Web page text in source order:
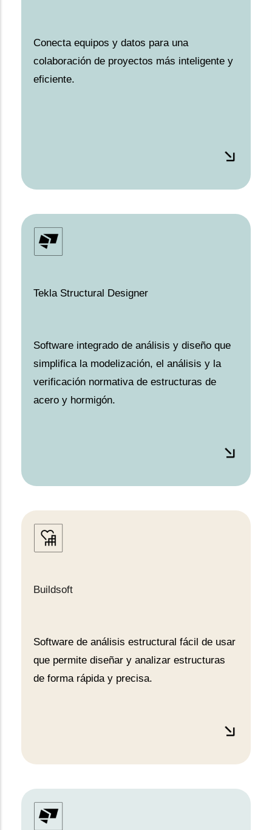
Conecta equipos y datos para una
colaboración de proyectos más inteligente y
eficiente.
Tekla Structural Designer
Software integrado de análisis y diseño que
simplifica la modelización, el análisis y la
verificación normativa de estructuras de
acero y hormigón.
Buildsoft
Software de análisis estructural fácil de usar
que permite diseñar y analizar estructuras
de forma rápida y precisa.